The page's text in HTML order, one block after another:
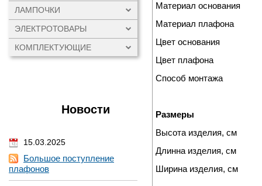
ЛАМПОЧКИ
ЭЛЕКТРОТОВАРЫ
КОМПЛЕКТУЮЩИЕ
Новости
15.03.2025
Большое поступление
плафонов
Материал основания
Материал плафона
Цвет основания
Цвет плафона
Способ монтажа
Размеры
Высота изделия, см
Длинна изделия, см
Ширина изделия, см